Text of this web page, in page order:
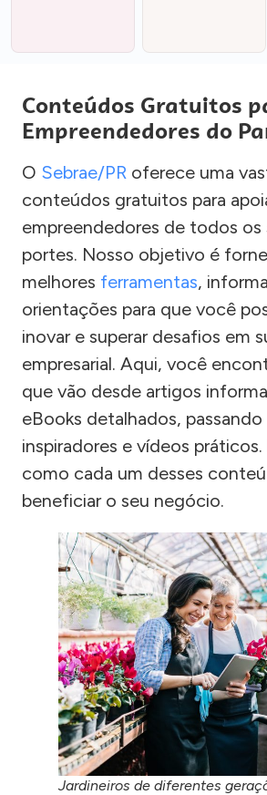
Conteúdos Gratuitos
Empreendedores do
O Sebrae/PR oferece uma
conteúdos gratuitos para
empreendedores de todos os
portes. Nosso objetivo é
melhores ferramentas,
orientações para que você
inovar e superar desafios em
empresarial. Aqui, você
que vão desde artigos
eBooks detalhados,
inspiradores e vídeos práticos.
como cada um desses
beneficiar o seu negócio.
Jardineiros de diferentes